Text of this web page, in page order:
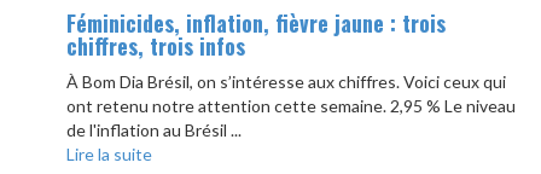
Féminicides, inflation, fièvre jaune : trois
chiffres, trois infos
À Bom Dia Brésil, on s’intéresse aux chiffres. Voici ceux qui
ont retenu notre attention cette semaine. 2,95 % Le niveau
de l'inflation au Brésil ...
Lire la suite